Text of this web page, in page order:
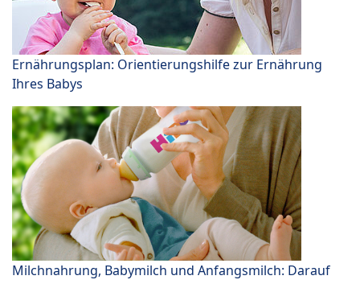
Ernährungsplan: Orientierungshilfe zur Ernährung
Ihres Babys
Milchnahrung, Babymilch und Anfangsmilch: Darauf